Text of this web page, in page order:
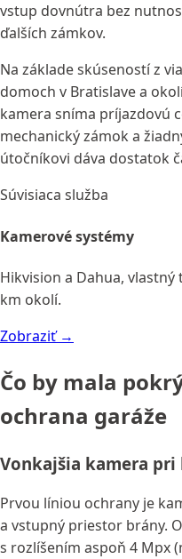
vstup dovnútra bez
ďalších zámkov.
Na základe skúseností z
domoch v Bratislave a
kamera sníma príjazdovú
mechanický zámok a
útočníkovi dáva dostatok
Súvisiaca služba
Kamerové systémy
Hikvision a Dahua, vlastný
km okolí.
Zobraziť →
Čo by mala
ochrana garáže
Vonkajšia kamera pri
Prvou líniou ochrany je
a vstupný priestor brány.
s rozlíšením aspoň 4 Mpx